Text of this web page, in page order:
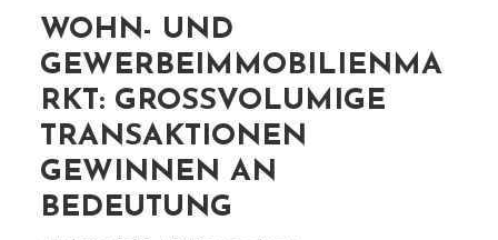
WOHN- UND
GEWERBEIMMOBILIENMA
RKT: GROSSVOLUMIGE T
RANSAKTIONEN G
EWINNEN AN B
EDEUTUNG